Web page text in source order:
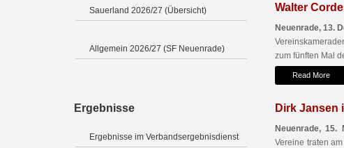
Sauerland 2026/27 (Übersicht)
Allgemein 2026/27 (SF Neuenrade)
Ergebnisse
Ergebnisse im Verbandsergebnisdienst
Walter
Neuenrade, 13.
zum fünften Mal
Read More
Dirk Jansen
Neuenrade, 15.
Vereine traten